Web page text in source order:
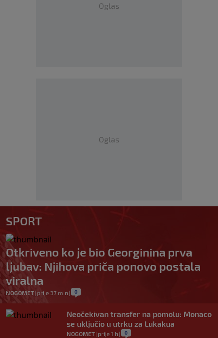
Oglas
Oglas
SPORT
Otkriveno ko je bio Georginina prva
ljubav: Njihova priča ponovo postala
viralna
NOGOMET| prije 37 min | 0
Neočekivan transfer na pomolu: Monaco
se uključio u utrku za Lukakua
NOGOMET| prije 1 h | 0